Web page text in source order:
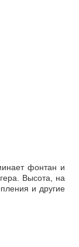
фонтан и
Высота, на
и другие